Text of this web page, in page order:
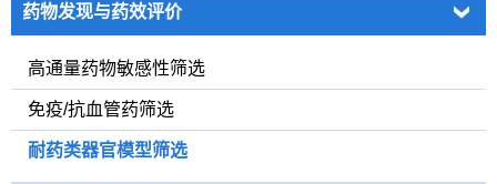
药物发现与药效评价
高通量药物敏感性筛选
免疫/抗血管药筛选
耐药类器官模型筛选